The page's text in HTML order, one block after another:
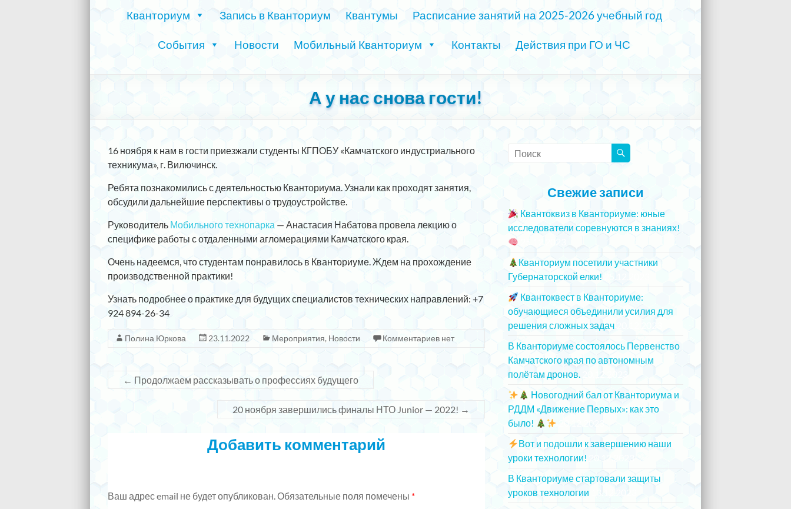
Кванториум Запись в Кванториум Квантумы Расписание занятий на 2025-2026 учебный год
События Новости Мобильный Кванториум Контакты Действия при ГО и ЧС
А у нас снова гости!
16 ноября к нам в гости приезжали студенты КГПОБУ «Камчатского индустриального
техникума», г. Вилючинск.
Ребята познакомились с деятельностью Кванториума. Узнали как проходят занятия,
обсудили дальнейшие перспективы о трудоустройстве.
Руководитель Мобильного технопарка — Анастасия Набатова провела лекцию о
специфике работы с отдаленными агломерациями Камчатского края.
Очень надеемся, что студентам понравилось в Кванториуме. Ждем на прохождение
производственной практики!
Узнать подробнее о практике для будущих специалистов технических направлений: +7
924 894-26-34
Полина Юркова 23.11.2022 Мероприятия, Новости Комментариев нет
← Продолжаем рассказывать о профессиях будущего
20 ноября завершились финалы НТО Junior — 2022! →
Добавить комментарий
Ваш адрес email не будет опубликован.Обязательные поля помечены *
Свежие записи
Квантоквиз в Кванториуме: юные
исследователи соревнуются в знаниях!
Кванториум посетили участники
Губернаторской елки!
Квантоквест в Кванториуме:
обучающиеся объединили усилия для
решения сложных задач
В Кванториуме состоялось Первенство
Камчатского края по автономным
полётам дронов.
Новогодний бал от Кванториума и
РДДМ «Движение Первых»: как это
было!
Вот и подошли к завершению наши
уроки технологии!
В Кванториуме стартовали защиты
уроков технологии